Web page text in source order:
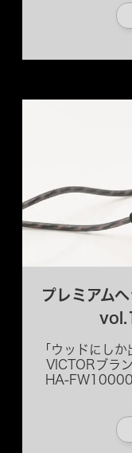
プレミアム
「ウッドにし
VICTORブラ
HA-FW10000